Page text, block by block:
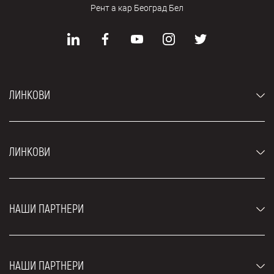
Рент а кар Београд Бел
ЛИНКОВИ
Луксузни аутомобили
ЛИНКОВИ
Блог
НАШИ ПАРТНЕРИ
НАШИ ПАРТНЕРИ